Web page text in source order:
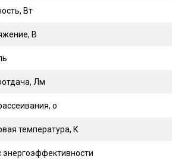
Вт
В
Лм
о
температура, К
энергоэффективности